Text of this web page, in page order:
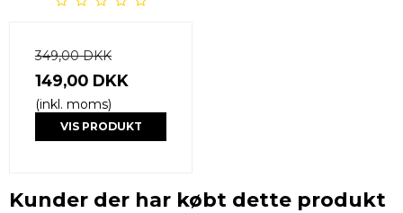
349,00 DKK
149,00 DKK
(inkl. moms)
VIS PRODUKT
Kunder der har købt dette produkt